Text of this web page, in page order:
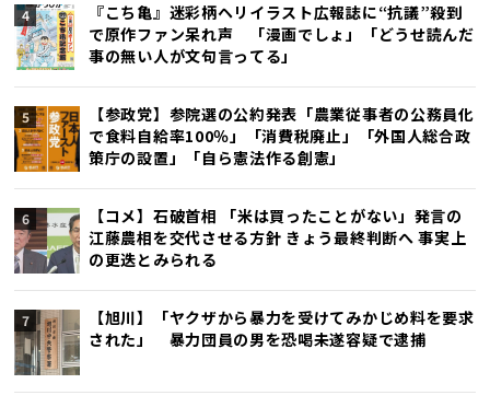
『こち亀』迷彩柄ヘリイラスト広報誌に“抗議”殺到
で原作ファン呆れ声 「漫画でしょ」「どうせ読んだ
事の無い人が文句言ってる」
【参政党】参院選の公約発表「農業従事者の公務員化
で食料自給率100％」「消費税廃止」「外国人総合政
策庁の設置」「自ら憲法作る創憲」
【コメ】石破首相 「米は買ったことがない」発言の
江藤農相を交代させる方針 きょう最終判断へ 事実上
の更迭とみられる
【旭川】「ヤクザから暴力を受けてみかじめ料を要求
された」 暴力団員の男を恐喝未遂容疑で逮捕